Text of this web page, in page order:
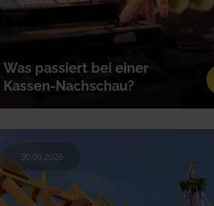
Was passiert bei einer
Kassen-Nachschau?
30.06.2026